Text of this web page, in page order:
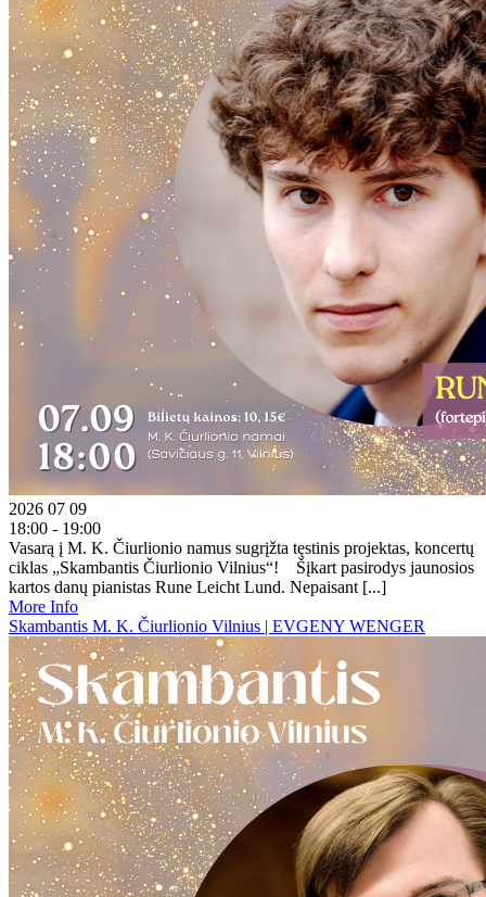
2026 07 09
18:00 - 19:00
Vasarą į M. K. Čiurlionio namus sugrįžta tęstinis projektas, koncertų
ciklas „Skambantis Čiurlionio Vilnius“! Šįkart pasirodys jaunosios
kartos danų pianistas Rune Leicht Lund. Nepaisant [...]
More Info
Skambantis M. K. Čiurlionio Vilnius | EVGENY WENGER